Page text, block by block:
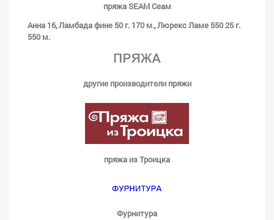
пряжа SEAM Сеам
Анна 16,Ламбада фине 50 г. 170 м.,Люрекс Ламе 550 25 г.
550 м.
другие производители пряжи
пряжа из Троицка
Фурнитура